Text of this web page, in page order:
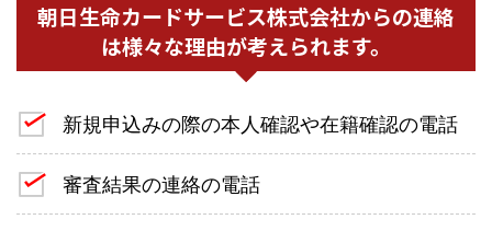
朝日生命カードサービス株式会社からの連絡
は様々な理由が考えられます。
新規申込みの際の本人確認や在籍確認の電話
審査結果の連絡の電話